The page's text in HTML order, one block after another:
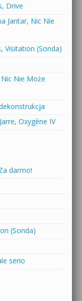
Drive
Jantar, Nic Nie
Visitation (Sonda)
Nie Może
Oxygène IV
darmo!
(Sonda)
serio